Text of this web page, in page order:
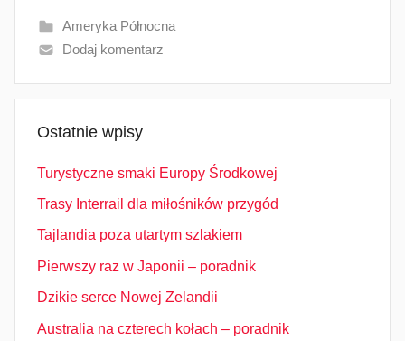
Ameryka Północna
Dodaj komentarz
Ostatnie wpisy
Turystyczne smaki Europy Środkowej
Trasy Interrail dla miłośników przygód
Tajlandia poza utartym szlakiem
Pierwszy raz w Japonii – poradnik
Dzikie serce Nowej Zelandii
Australia na czterech kołach – poradnik